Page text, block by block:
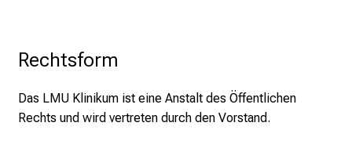
Rechtsform
Das LMU Klinikum ist eine Anstalt des Öffentlichen
Rechts und wird vertreten durch den Vorstand.